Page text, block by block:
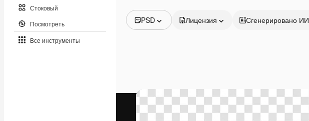
Стоковый
Посмотреть
Все инструменты
PSD
Видео
Лицензия Сгенерировано ИИ